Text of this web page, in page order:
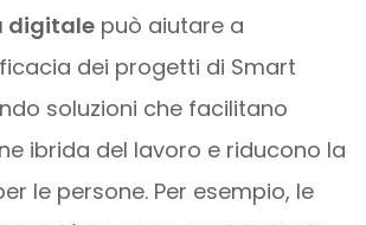
digitalepuò aiutare a
dei progetti di Smart
soluzioni che facilitano
ibrida del lavoro e riducono la
le persone. Per esempio, le